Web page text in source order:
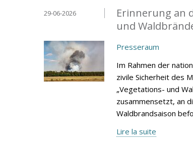
Erinnerung an
und
29-06-2026
Presseraum
Im Rahmen der
zivile Sicherheit des
„Vegetations- und
zusammensetzt, an
Waldbrandsaison
Lire la suite